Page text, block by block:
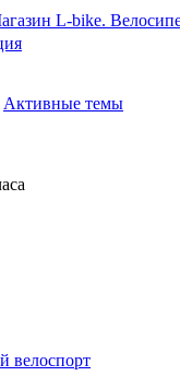
Активные темы
велоспорт